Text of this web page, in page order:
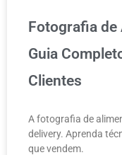
Fotografia de
Guia
Clientes
A fotografia de
delivery. Aprenda
que vendem.